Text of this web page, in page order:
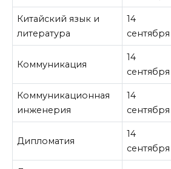
Китайский язык и
литература
14
сентября
Коммуникация
14
сентября
Коммуникационная
инженерия
14
сентября
Дипломатия
14
сентября